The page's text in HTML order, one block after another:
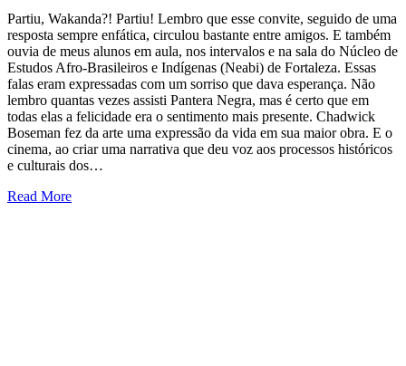
Partiu, Wakanda?! Partiu! Lembro que esse convite, seguido de uma
resposta sempre enfática, circulou bastante entre amigos. E também
ouvia de meus alunos em aula, nos intervalos e na sala do Núcleo de
Estudos Afro-Brasileiros e Indígenas (Neabi) de Fortaleza. Essas
falas eram expressadas com um sorriso que dava esperança. Não
lembro quantas vezes assisti Pantera Negra, mas é certo que em
todas elas a felicidade era o sentimento mais presente. Chadwick
Boseman fez da arte uma expressão da vida em sua maior obra. E o
cinema, ao criar uma narrativa que deu voz aos processos históricos
e culturais dos…
Read More